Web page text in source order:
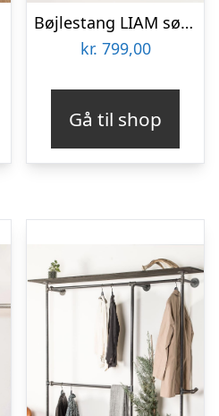
Bøjlestang LIAM sølv med messing | Bestil på specialmål
kr. 799,00
Gå til shop